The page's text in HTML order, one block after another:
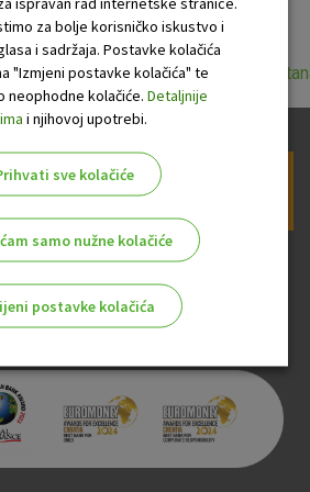
OTP banke
za bolje korisničko iskustvo i
i sadržaja. Postavke kolačića
"Izmjeni postavke kolačića" te
neophodne kolačiće. Detaljnije
i njihovoj upotrebi.
sve kolačiće
samo nužne kolačiće
postavke kolačića